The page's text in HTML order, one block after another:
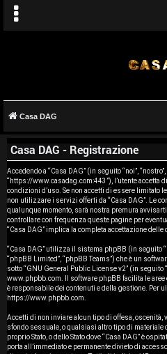
r
g
o
m
e
n
t
i
s
Casa DAG
Casa DAG - Registrazione
Accedendo a “Casa DAG” (in seguito “noi”, “nostro”,
“https://www.casadag.com:443”), l’utente accetta
condizioni d’uso. Se non accetti di essere limitato
non utilizzare i servizi offerti da “Casa DAG”. Le
qualunque momento, sarà nostra premura
controllare con frequenza queste pagine per
“Casa DAG” implica la completa accettazione delle
“Casa DAG” utilizza il sistema phpBB (in seguito
“phpBB Limited”, “phpBB Teams”) che è un
sotto “GNU General Public License v2” (in seguito
www.phpbb.com . Il software phpBB facilita le
è responsabile dei contenuti e della gestione. Per
https://www.phpbb.com
Accetti di non inviare alcun tipo di offesa, oscenità,
sfondo sessuale, o qualsiasi altro tipo di materiale
proprio Stato, o dello Stato dove “Casa DAG” è
porta all’immediato e permanente divieto di